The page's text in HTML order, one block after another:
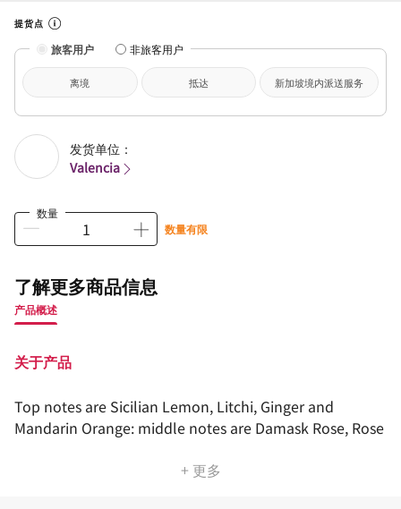
提货点
旅客用户 非旅客用户
离境 抵达 新加坡境内派送服务
发货单位：
Valencia
数量
数量有限
了解更多商品信息
产品概述
关于产品
Top notes are Sicilian Lemon, Litchi, Ginger and
Mandarin Orange: middle notes are Damask Rose, Rose
+ 更多